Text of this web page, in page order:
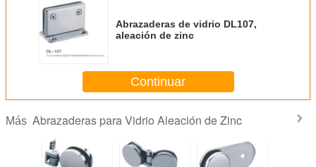
Abrazaderas de vidrio DL107,
aleación de zinc
Continuar
Más Abrazaderas para Vidrio Aleación de Zinc